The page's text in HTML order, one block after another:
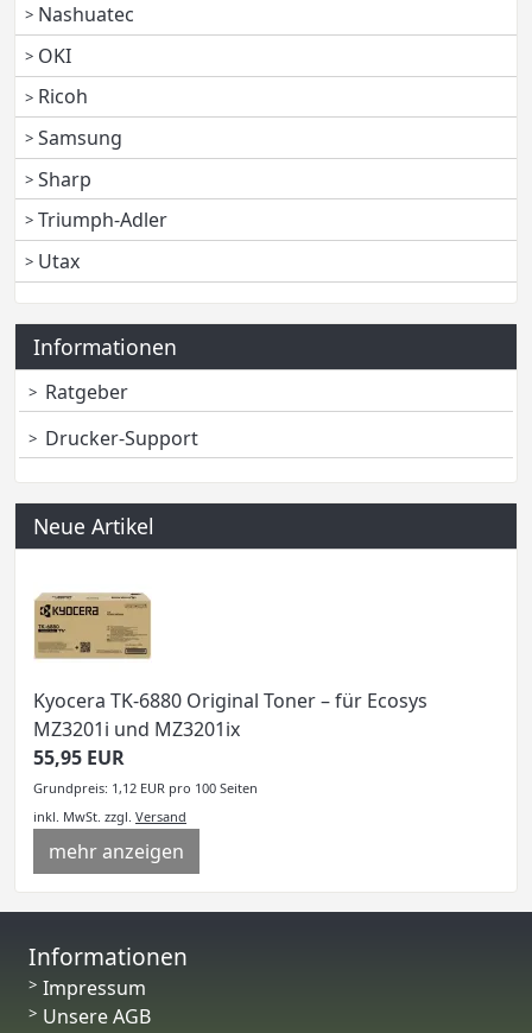
Nashuatec
OKI
Ricoh
Samsung
Sharp
Triumph-Adler
Utax
Informationen
Ratgeber
Drucker-Support
Neue Artikel
Kyocera TK-6880 Original Toner – für Ecosys
MZ3201i und MZ3201ix
55,95 EUR
Grundpreis: 1,12 EUR pro 100 Seiten
inkl. MwSt. zzgl. Versand
mehr anzeigen
Informationen
Impressum
Unsere AGB